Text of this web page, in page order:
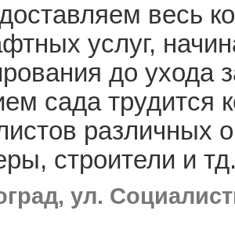
весь
услуг,
до ухода
сада трудится
различных
строители и
ул.